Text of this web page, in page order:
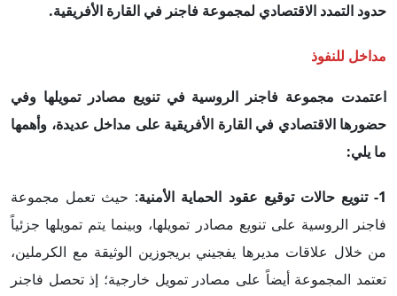
حدود التمدد الاقتصادي لمجموعة فاجنر في القارة الأفريقية.
مداخل للنفوذ
اعتمدت مجموعة فاجنر الروسية في تنويع مصادرتمويلها وفي
حضورها الاقتصادي في القارة الأفريقية على مداخل عديدة، وأهمها
ما يلي:
1- تنويع حالات توقيع عقود الحماية الأمنية
: حيث تعمل مجموعة
فاجنر الروسية على تنويع مصادر تمويلها، وبينما يتم تمويلها جزئياً
من خلال علاقات مديرها يفجيني بريجوزين الوثيقة مع الكرملين،
تعتمد المجموعة أيضاً على مصادر تمويل خارجية؛ إذ تحصل فاجنر